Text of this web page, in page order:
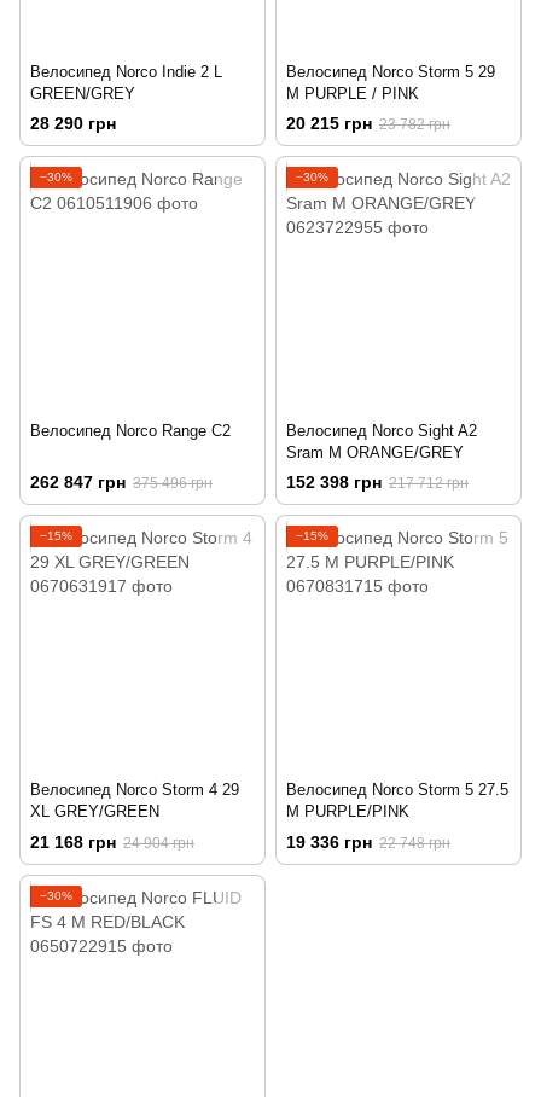
Велосипед Norco Indie 2 L
GREEN/GREY
28 290 грн
Велосипед Norco Storm 5 29
M PURPLE / PINK
20 215 грн 23 782 грн
−30%
Велосипед Norco Range C2
262 847 грн 375 496 грн
−30%
Велосипед Norco Sight A2
Sram M ORANGE/GREY
152 398 грн 217 712 грн
−15%
Велосипед Norco Storm 4 29
XL GREY/GREEN
21 168 грн 24 904 грн
−15%
Велосипед Norco Storm 5 27.5
M PURPLE/PINK
19 336 грн 22 748 грн
−30%